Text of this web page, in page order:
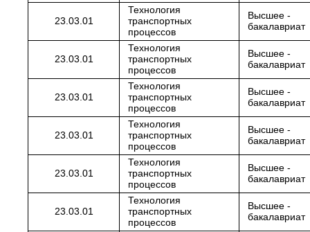
23.03.01
Технология
транспортных
процессов
Высшее -
бакалавриат
23.03.01
Технология
транспортных
процессов
Высшее -
бакалавриат
23.03.01
Технология
транспортных
процессов
Высшее -
бакалавриат
23.03.01
Технология
транспортных
процессов
Высшее -
бакалавриат
23.03.01
Технология
транспортных
процессов
Высшее -
бакалавриат
23.03.01
Технология
транспортных
процессов
Высшее -
бакалавриат